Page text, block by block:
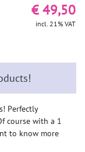
€ 49,50
incl. 21% VAT
Perfectly
course with a 1
to know more